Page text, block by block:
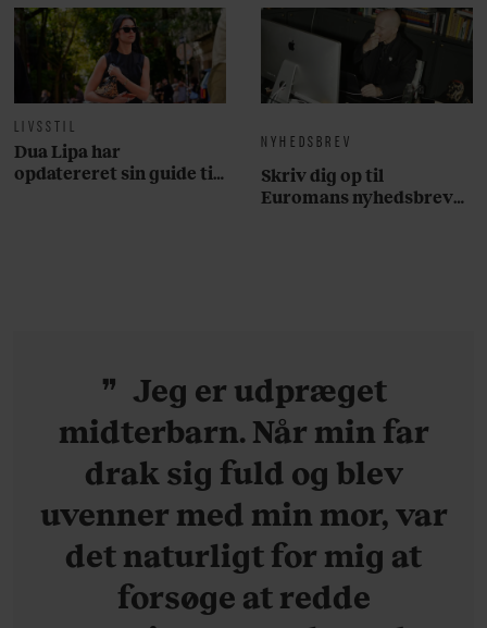
LIVSSTIL
Dua Lipa har
opdatereret sin guide til
NYHEDSBREV
Skriv dig op til
Euromans nyhedsbrev
Jeg er udpræget
midterbarn. Når min far
drak sig fuld og blev
uvenner med min mor, var
det naturligt for mig at
forsøge at redde